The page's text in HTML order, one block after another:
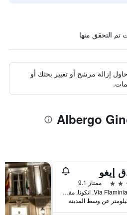
إزالة مرشح أو تغيير بحثك أو
إيغو
ممتاز 9.1
Via Flaminia 220, انكونا, مقاطعة أنكونا, إيطاليا